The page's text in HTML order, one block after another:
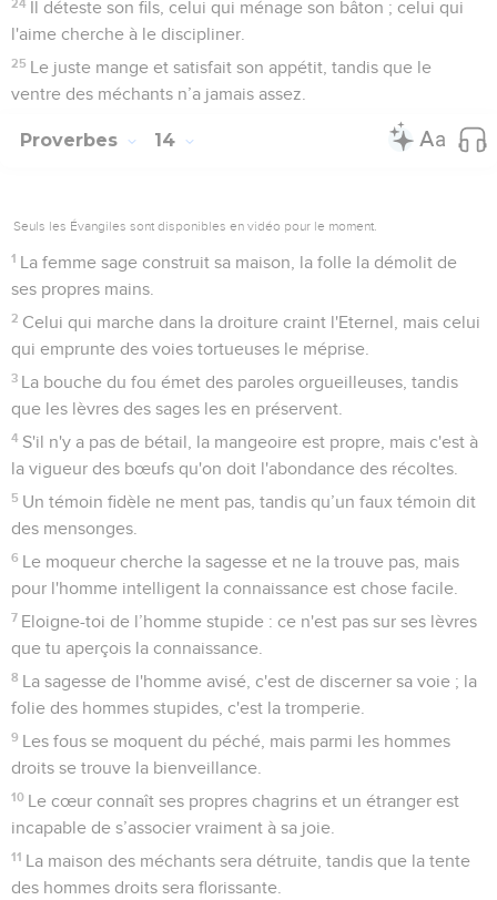
24 Il déteste son fils, celui qui ménage son bâton ; celui qui
l'aime cherche à le discipliner.
25 Le juste mange et satisfait son appétit, tandis que le
ventre des méchants n’a jamais assez.
Proverbes 14
Seuls les Évangiles sont disponibles en vidéo pour le moment.
1 La femme sage construit sa maison, la folle la démolit de
ses propres mains.
2 Celui qui marche dans la droiture craint l'Eternel, mais celui
qui emprunte des voies tortueuses le méprise.
3 La bouche du fou émet des paroles orgueilleuses, tandis
que les lèvres des sages les en préservent.
4 S'il n'y a pas de bétail, la mangeoire est propre, mais c'est à
la vigueur des bœufs qu'on doit l'abondance des récoltes.
5 Un témoin fidèle ne ment pas, tandis qu’un faux témoin dit
des mensonges.
6 Le moqueur cherche la sagesse et ne la trouve pas, mais
pour l'homme intelligent la connaissance est chose facile.
7 Eloigne-toi de l’homme stupide : ce n'est pas sur ses lèvres
que tu aperçois la connaissance.
8 La sagesse de l'homme avisé, c'est de discerner sa voie ; la
folie des hommes stupides, c'est la tromperie.
9 Les fous se moquent du péché, mais parmi les hommes
droits se trouve la bienveillance.
10 Le cœur connaît ses propres chagrins et un étranger est
incapable de s’associer vraiment à sa joie.
11 La maison des méchants sera détruite, tandis que la tente
des hommes droits sera florissante.